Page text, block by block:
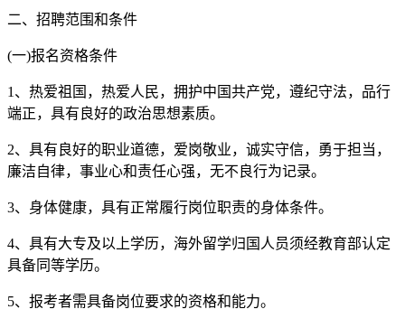
二、招聘范围和条件
(一)报名资格条件
1、热爱祖国，热爱人民，拥护中国共产党，遵纪守法，品行
端正，具有良好的政治思想素质。
2、具有良好的职业道德，爱岗敬业，诚实守信，勇于担当，
廉洁自律，事业心和责任心强，无不良行为记录。
3、身体健康，具有正常履行岗位职责的身体条件。
4、具有大专及以上学历，海外留学归国人员须经教育部认定
具备同等学历。
5、报考者需具备岗位要求的资格和能力。